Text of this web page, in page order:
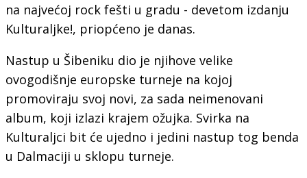
na najvećoj rock fešti u gradu - devetom izdanju
Kulturaljke!, priopćeno je danas.
Nastup u Šibeniku dio je njihove velike
ovogodišnje europske turneje na kojoj
promoviraju svoj novi, za sada neimenovani
album, koji izlazi krajem ožujka. Svirka na
Kulturaljci bit će ujedno i jedini nastup tog benda
u Dalmaciji u sklopu turneje.